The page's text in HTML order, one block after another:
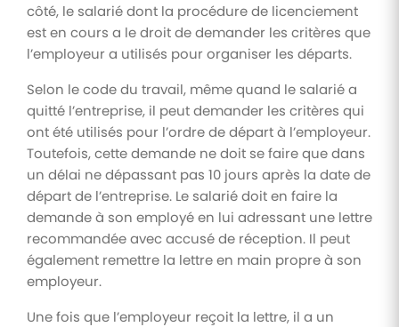
côté, le salarié dont la procédure de licenciement
est en cours a le droit de demander les critères que
l’employeur a utilisés pour organiser les départs.
Selon le code du travail, même quand le salarié a
quitté l’entreprise, il peut demander les critères qui
ont été utilisés pour l’ordre de départ à l’employeur.
Toutefois, cette demande ne doit se faire que dans
un délai ne dépassant pas 10 jours après la date de
départ de l’entreprise. Le salarié doit en faire la
demande à son employé en lui adressant une lettre
recommandée avec accusé de réception. Il peut
également remettre la lettre en main propre à son
employeur.
Une fois que l’employeur reçoit la lettre, il a un